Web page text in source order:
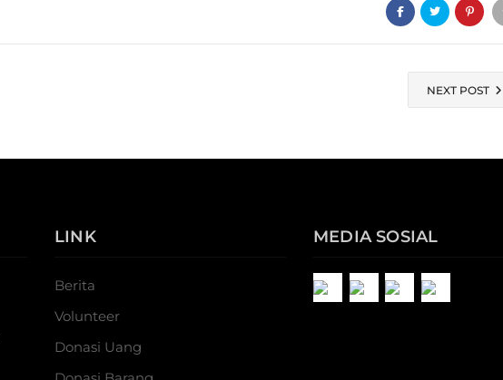
NEXT POST
LINK
Berita
Volunteer
Donasi Uang
MEDIA SOSIAL